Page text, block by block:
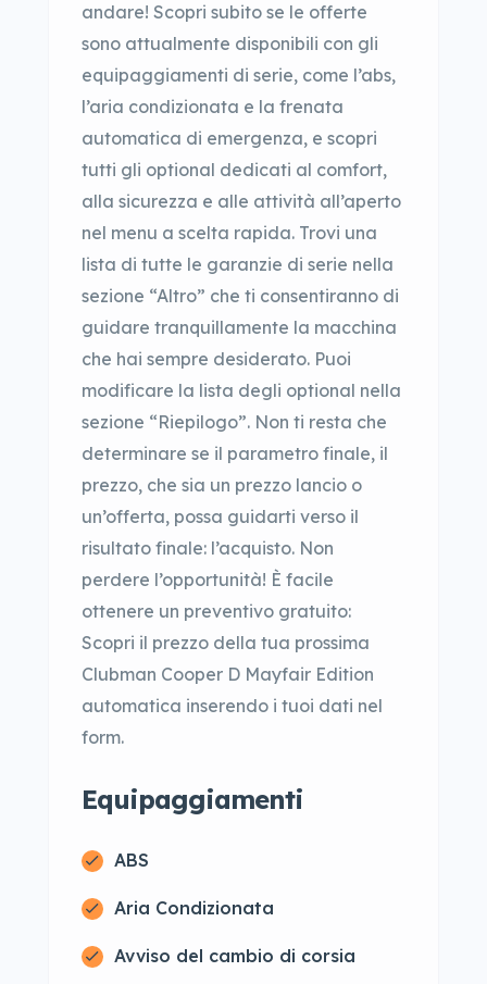
andare! Scopri subito se le offerte
sono attualmente disponibili con gli
equipaggiamenti di serie, come l’abs,
l’aria condizionata e la frenata
automatica di emergenza, e scopri
tutti gli optional dedicati al comfort,
alla sicurezza e alle attività all’aperto
nel menu a scelta rapida. Trovi una
lista di tutte le garanzie di serie nella
sezione “Altro” che ti consentiranno di
guidare tranquillamente la macchina
che hai sempre desiderato. Puoi
modificare la lista degli optional nella
sezione “Riepilogo”. Non ti resta che
determinare se il parametro finale, il
prezzo, che sia un prezzo lancio o
un’offerta, possa guidarti verso il
risultato finale: l’acquisto. Non
perdere l’opportunità! È facile
ottenere un preventivo gratuito:
Scopri il prezzo della tua prossima
Clubman Cooper D Mayfair Edition
automatica inserendo i tuoi dati nel
form.
Equipaggiamenti
ABS
Aria Condizionata
Avviso del cambio di corsia